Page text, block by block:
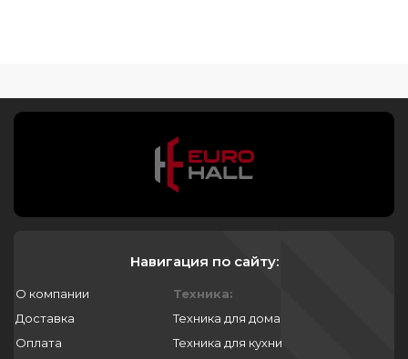
Навигация по сайту:
О компании
Доставка
Оплата
Техника:
Техника для дома
Техника для кухни